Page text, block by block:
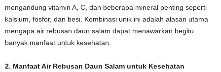
mengandung vitamin A, C, dan beberapa mineral penting seperti
kalsium, fosfor, dan besi. Kombinasi unik ini adalah alasan utama
mengapa air rebusan daun salam dapat menawarkan begitu
banyak manfaat untuk kesehatan.
2. Manfaat Air Rebusan Daun Salam untuk Kesehatan